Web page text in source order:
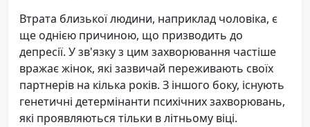
Втрата близької людини, наприклад чоловіка, є
ще однією причиною, що призводить до
депресії. У зв'язку з цим захворювання частіше
вражає жінок, які зазвичай переживають своїх
партнерів на кілька років. З іншого боку, існують
генетичні детермінанти психічних захворювань,
які проявляються тільки в літньому віці.